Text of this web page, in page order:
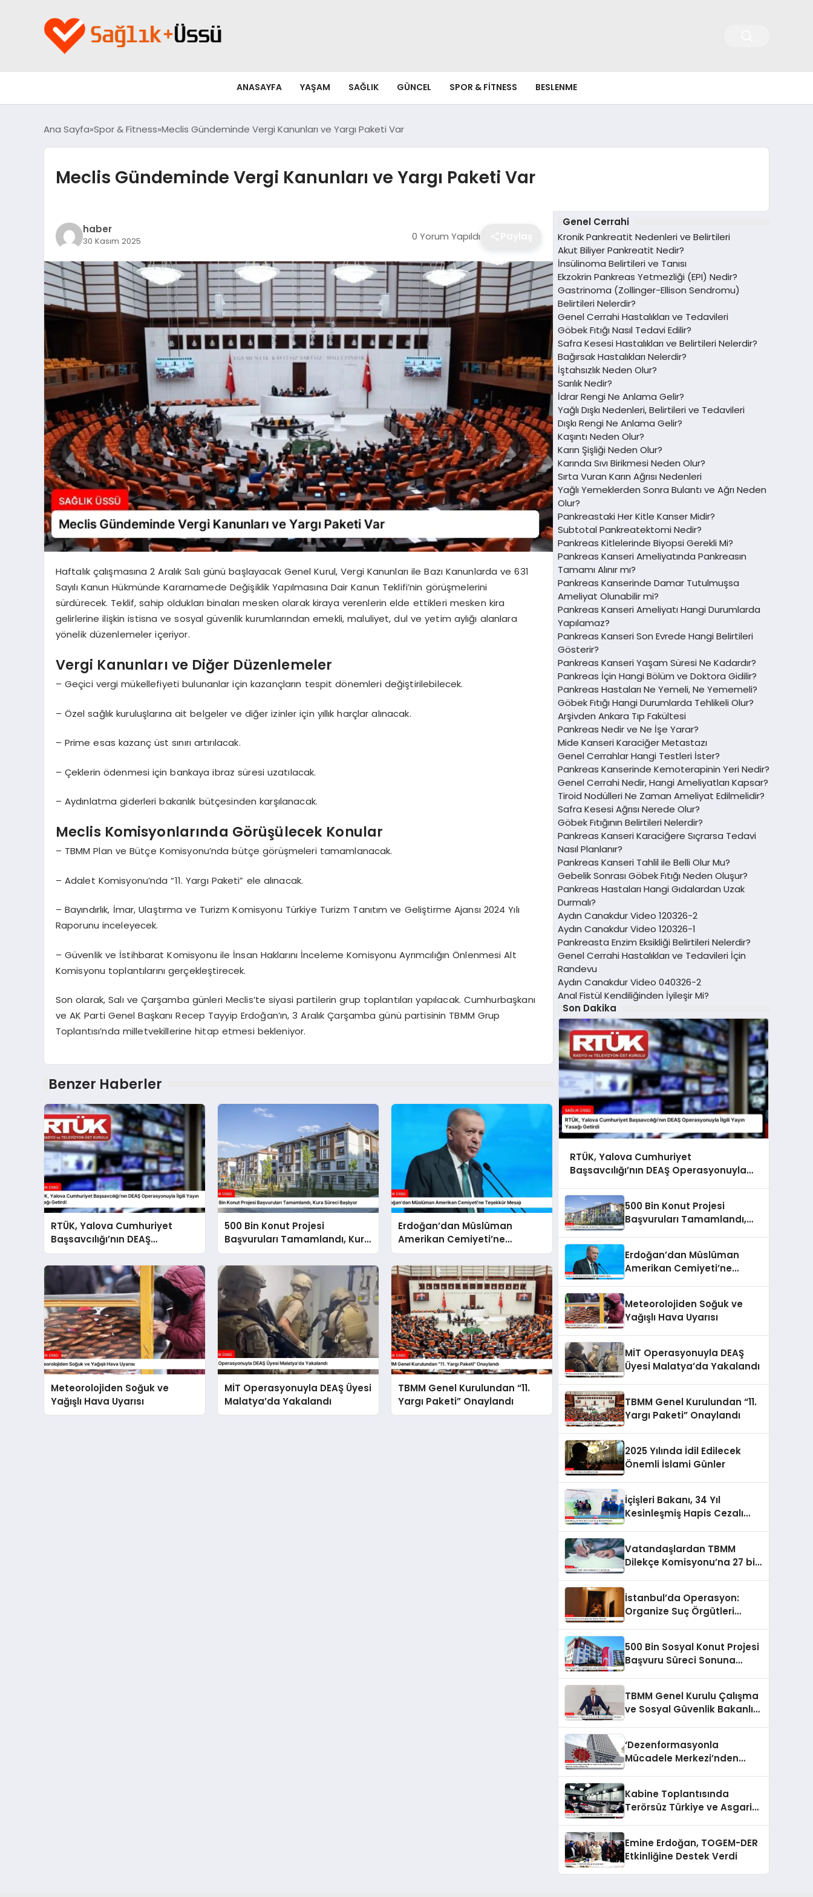
ANASAYFA YAŞAM SAĞLIK GÜNCEL SPOR & FITNESS BESLENME
Ana Sayfa Spor & Fitness Meclis Gündeminde Vergi Kanunları ve Yargı Paketi Var
Meclis Gündeminde Vergi Kanunları ve Yargı Paketi Var
haber
30 Kasım 2025 0 Yorum Yapıldı
Haftalık çalışmasına 2 Aralık Salı günü başlayacak Genel Kurul, Vergi Kanunları ile Bazı Kanunlarda ve 631
Sayılı Kanun Hükmünde Kararnamede Değişiklik Yapılmasına Dair Kanun Teklifi’nin görüşmelerini
sürdürecek. Teklif, sahip oldukları binaları mesken olarak kiraya verenlerin elde ettikleri mesken kira
gelirlerine ilişkin istisna ve sosyal güvenlik kurumlarından emekli, maluliyet, dul ve yetim aylığı alanlara
yönelik düzenlemeler içeriyor.
Vergi Kanunları ve Diğer Düzenlemeler
– Geçici vergi mükellefiyeti bulunanlar için kazançların tespit dönemleri değiştirilebilecek.
– Özel sağlık kuruluşlarına ait belgeler ve diğer izinler için yıllık harçlar alınacak.
– Prime esas kazanç üst sınırı artırılacak.
– Çeklerin ödenmesi için bankaya ibraz süresi uzatılacak.
– Aydınlatma giderleri bakanlık bütçesinden karşılanacak.
Meclis Komisyonlarında Görüşülecek Konular
– TBMM Plan ve Bütçe Komisyonu’nda bütçe görüşmeleri tamamlanacak.
– Adalet Komisyonu’nda “11. Yargı Paketi” ele alınacak.
– Bayındırlık, İmar, Ulaştırma ve Turizm Komisyonu Türkiye Turizm Tanıtım ve Geliştirme Ajansı 2024 Yılı
Raporunu inceleyecek.
– Güvenlik ve İstihbarat Komisyonu ile İnsan Haklarını İnceleme Komisyonu Ayrımcılığın Önlenmesi Alt
Komisyonu toplantılarını gerçekleştirecek.
Son olarak, Salı ve Çarşamba günleri Meclis’te siyasi partilerin grup toplantıları yapılacak. Cumhurbaşkanı
ve AK Parti Genel Başkanı Recep Tayyip Erdoğan’ın, 3 Aralık Çarşamba günü partisinin TBMM Grup
Toplantısı’nda milletvekillerine hitap etmesi bekleniyor.
Benzer Haberler
RTÜK, Yalova Cumhuriyet
Başsavcılığı’nın DEAŞ
Operasyonuyla İlgili Yayın
Yasağı Getirdi
500 Bin Konut Projesi
Başvuruları Tamamlandı, Kura
Süreci Başlıyor
Erdoğan’dan Müslüman
Amerikan Cemiyeti’ne
Teşekkür Mesajı
Meteorolojiden Soğuk ve
Yağışlı Hava Uyarısı
MİT Operasyonuyla DEAŞ Üyesi
Malatya’da Yakalandı
TBMM Genel Kurulundan “11.
Yargı Paketi” Onaylandı
Genel Cerrahi
Kronik Pankreatit Nedenleri ve Belirtileri
Akut Biliyer Pankreatit Nedir?
İnsülinoma Belirtileri ve Tanısı
Ekzokrin Pankreas Yetmezliği (EPI) Nedir?
Gastrinoma (Zollinger-Ellison Sendromu)
Belirtileri Nelerdir?
Genel Cerrahi Hastalıkları ve Tedavileri
Göbek Fıtığı Nasıl Tedavi Edilir?
Safra Kesesi Hastalıkları ve Belirtileri Nelerdir?
Bağırsak Hastalıkları Nelerdir?
İştahsızlık Neden Olur?
Sarılık Nedir?
İdrar Rengi Ne Anlama Gelir?
Yağlı Dışkı Nedenleri, Belirtileri ve Tedavileri
Dışkı Rengi Ne Anlama Gelir?
Kaşıntı Neden Olur?
Karın Şişliği Neden Olur?
Karında Sıvı Birikmesi Neden Olur?
Sırta Vuran Karın Ağrısı Nedenleri
Yağlı Yemeklerden Sonra Bulantı ve Ağrı Neden
Olur?
Pankreastaki Her Kitle Kanser Midir?
Subtotal Pankreatektomi Nedir?
Pankreas Kitlelerinde Biyopsi Gerekli Mi?
Pankreas Kanseri Ameliyatında Pankreasın
Tamamı Alınır mı?
Pankreas Kanserinde Damar Tutulmuşsa
Ameliyat Olunabilir mi?
Pankreas Kanseri Ameliyatı Hangi Durumlarda
Yapılamaz?
Pankreas Kanseri Son Evrede Hangi Belirtileri
Gösterir?
Pankreas Kanseri Yaşam Süresi Ne Kadardır?
Pankreas İçin Hangi Bölüm ve Doktora Gidilir?
Pankreas Hastaları Ne Yemeli, Ne Yememeli?
Göbek Fıtığı Hangi Durumlarda Tehlikeli Olur?
Arşivden Ankara Tıp Fakültesi
Pankreas Nedir ve Ne İşe Yarar?
Mide Kanseri Karaciğer Metastazı
Genel Cerrahlar Hangi Testleri İster?
Pankreas Kanserinde Kemoterapinin Yeri Nedir?
Genel Cerrahi Nedir, Hangi Ameliyatları Kapsar?
Tiroid Nodülleri Ne Zaman Ameliyat Edilmelidir?
Safra Kesesi Ağrısı Nerede Olur?
Göbek Fıtığının Belirtileri Nelerdir?
Pankreas Kanseri Karaciğere Sıçrarsa Tedavi
Nasıl Planlanır?
Pankreas Kanseri Tahlil ile Belli Olur Mu?
Gebelik Sonrası Göbek Fıtığı Neden Oluşur?
Pankreas Hastaları Hangi Gıdalardan Uzak
Durmalı?
Aydın Canakdur Video 120326-2
Aydın Canakdur Video 120326-1
Pankreasta Enzim Eksikliği Belirtileri Nelerdir?
Genel Cerrahi Hastalıkları ve Tedavileri İçin
Randevu
Aydın Canakdur Video 040326-2
Anal Fistül Kendiliğinden İyileşir Mi?
Son Dakika
RTÜK, Yalova Cumhuriyet
Başsavcılığı’nın DEAŞ Operasyonuyla
500 Bin Konut Projesi
Başvuruları Tamamlandı,
Erdoğan’dan Müslüman
Amerikan Cemiyeti’ne
Meteorolojiden Soğuk ve
Yağışlı Hava Uyarısı
MİT Operasyonuyla DEAŞ
Üyesi Malatya’da Yakalandı
TBMM Genel Kurulundan “11.
Yargı Paketi” Onaylandı
2025 Yılında İdil Edilecek
Önemli İslami Günler
İçişleri Bakanı, 34 Yıl
Kesinleşmiş Hapis Cezalı
Vatandaşlardan TBMM
Dilekçe Komisyonu’na 27 bin
İstanbul’da Operasyon:
Organize Suç Örgütleri
500 Bin Sosyal Konut Projesi
Başvuru Süreci Sonuna
TBMM Genel Kurulu Çalışma
ve Sosyal Güvenlik Bakanlığı
‘Dezenformasyonla
Mücadele Merkezi’nden
İddialara Son
Kabine Toplantısında
Terörsüz Türkiye ve Asgari
Emine Erdoğan, TOGEM-DER
Etkinliğine Destek Verdi